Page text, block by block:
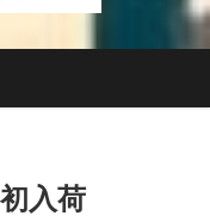
ツー
プン！
入荷